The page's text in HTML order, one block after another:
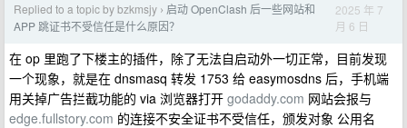
Replied to a topic by bzkmsjy › 启动 OpenClash 后一些网站和
APP 跳证书不受信任是什么原因？
2025 年 7
月 6 日
在 op 里跑了下楼主的插件，除了无法自启动外一切正常，目前发现
一个现象，就是在 dnsmasq 转发 1753 给 easymosdns 后，手机端
用关掉广告拦截功能的 via 浏览器打开 godaddy.com 网站会报与
edge.fullstory.com 的连接不安全证书不受信任，颁发对象 公用名